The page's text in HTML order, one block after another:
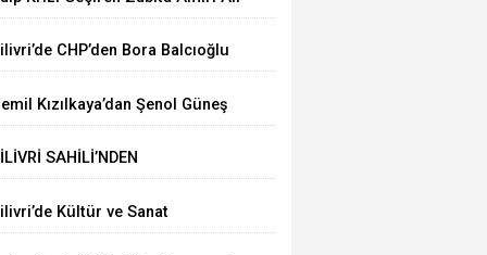
CHP’den Bora Balcıoğlu
Kızılkaya’dan Şenol Güneş
SAHİLİ’NDEN
Kültür ve Sanat